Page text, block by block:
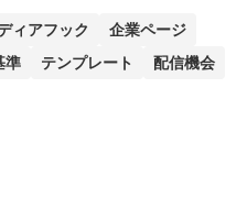
ィアフック
企業ページ
準 テンプレート
配信機会